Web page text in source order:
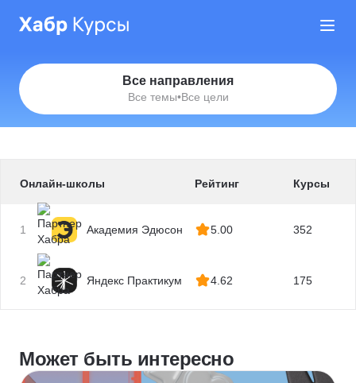
Все направления
Все темы•Все цели
Онлайн-школы Рейтинг Курсы
1 Академия Эдюсон 5.00 352
2 Яндекс Практикум 4.62 175
Может быть интересно